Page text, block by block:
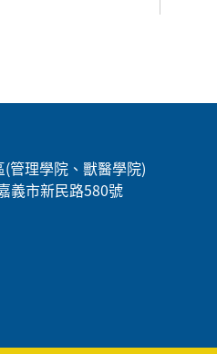
(管理學院、獸醫學院)
義市新民路580號